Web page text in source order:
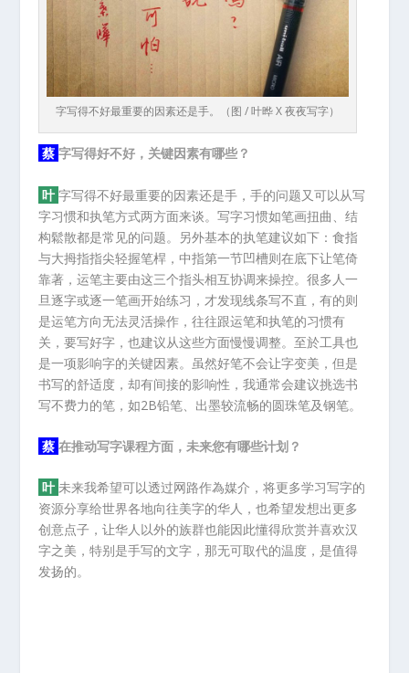
字写得不好最重要的因素还是手。（图 / 叶晔 X 夜夜写字）
蔡字写得好不好，关键因素有哪些？
叶字写得不好最重要的因素还是手，手的问题又可以从写
字习惯和执笔方式两方面来谈。写字习惯如笔画扭曲、结
构鬆散都是常见的问题。另外基本的执笔建议如下：食指
与大拇指指尖轻握笔桿，中指第一节凹槽则在底下让笔倚
靠著，运笔主要由这三个指头相互协调来操控。很多人一
旦逐字或逐一笔画开始练习，才发现线条写不直，有的则
是运笔方向无法灵活操作，往往跟运笔和执笔的习惯有
关，要写好字，也建议从这些方面慢慢调整。至於工具也
是一项影响字的关键因素。虽然好笔不会让字变美，但是
书写的舒适度，却有间接的影响性，我通常会建议挑选书
写不费力的笔，如2B铅笔、出墨较流畅的圆珠笔及钢笔。
蔡在推动写字课程方面，未来您有哪些计划？
叶未来我希望可以透过网路作為媒介，将更多学习写字的
资源分享给世界各地向往美字的华人，也希望发想出更多
创意点子，让华人以外的族群也能因此懂得欣赏并喜欢汉
字之美，特别是手写的文字，那无可取代的温度，是值得
发扬的。